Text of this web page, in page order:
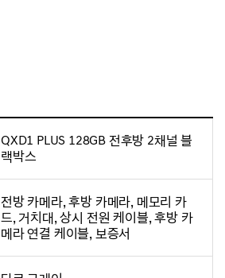
QXD1 PLUS 128GB 전후방 2채널 블
랙박스
전방 카메라, 후방 카메라, 메모리 카
드, 거치대, 상시 전원 케이블, 후방 카
메라 연결 케이블, 보증서